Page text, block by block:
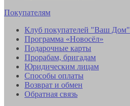
Покупателям
Клуб покупателей "Ваш Дом"
Программа «Новосёл»
Подарочные карты
Прорабам, бригадам
Юридическим лицам
Способы оплаты
Возврат и обмен
Обратная связь